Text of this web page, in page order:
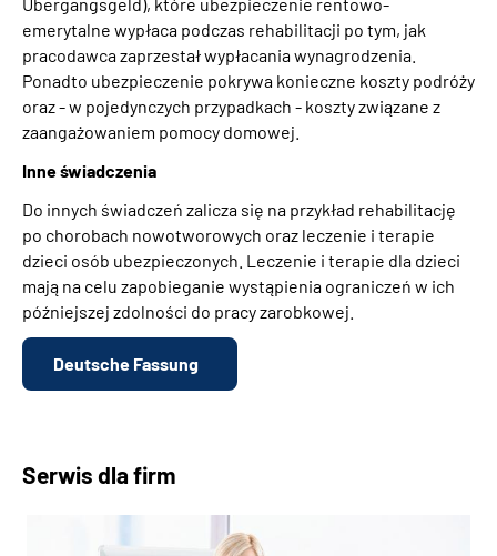
emerytalne wypłaca podczas rehabilitacji po tym, jak
pracodawca zaprzestał wypłacania wynagrodzenia.
Ponadto ubezpieczenie pokrywa konieczne koszty podróży
oraz - w pojedynczych przypadkach - koszty związane z
zaangażowaniem pomocy domowej.
Inne świadczenia
Do innych świadczeń zalicza się na przykład rehabilitację
po chorobach nowotworowych oraz leczenie i terapie
dzieci osób ubezpieczonych. Leczenie i terapie dla dzieci
mają na celu zapobieganie wystąpienia ograniczeń w ich
późniejszej zdolności do pracy zarobkowej.
Deutsche Fassung
Serwis dla firm